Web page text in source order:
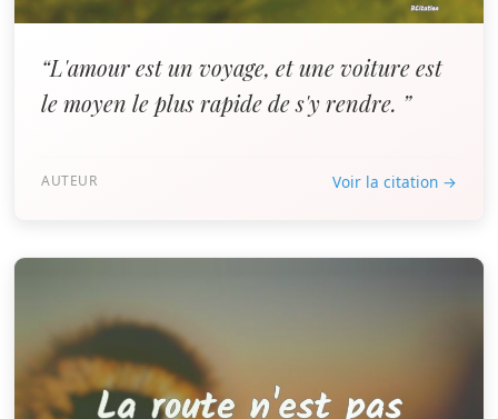
“L'amour est un voyage, et une voiture est
le moyen le plus rapide de s'y rendre. ”
AUTEUR Voir la citation →